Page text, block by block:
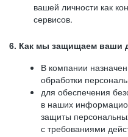
вашей личности как
сервисов.
6. Как мы защищаем ваши
В компании
обработки
для обеспечения
в наших
защиты
с требованиями